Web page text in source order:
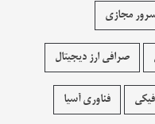
مجازی
صرافی ارز دیجیتال
فناوری آسیا